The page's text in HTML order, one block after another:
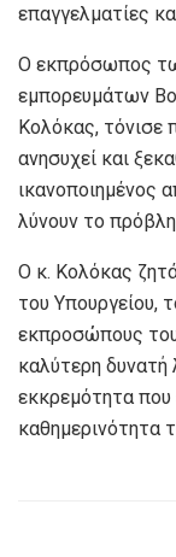
επαγγελματίες
Ο εκπρόσωπος
εμπορευμάτων
Κολόκας, τόνισε
ανησυχεί και
ικανοποιημένος
λύνουν το
Ο κ. Κολόκας
του Υπουργείου,
εκπροσώπους
καλύτερη δυνατή
εκκρεμότητα
καθημερινότητα